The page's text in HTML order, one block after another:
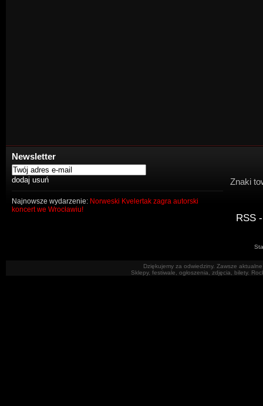
Newsletter
Najnowsze wydarzenie: Norweski Kvelertak zagra autorski
koncert we Wrocławiu!
Znaki
RSS
Dziękujemy za odwiedziny. Zawsze
Sklepy, festiwale, ogłoszenia, zdjęcia, bilety.